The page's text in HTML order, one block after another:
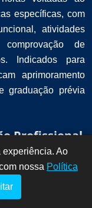
específicas, com
atividades
de
Indicados para
aprimoramento
graduação prévia
Profissional
Ao
nossa Política